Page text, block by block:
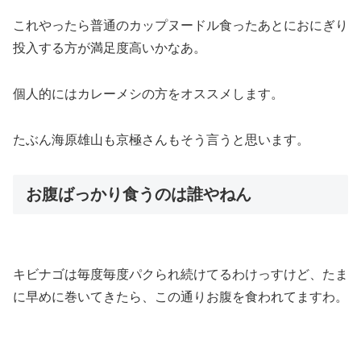
これやったら普通のカップヌードル食ったあとにおにぎり
投入する方が満足度高いかなあ。
個人的にはカレーメシの方をオススメします。
たぶん海原雄山も京極さんもそう言うと思います。
お腹ばっかり食うのは誰やねん
キビナゴは毎度毎度パクられ続けてるわけっすけど、たま
に早めに巻いてきたら、この通りお腹を食われてますわ。